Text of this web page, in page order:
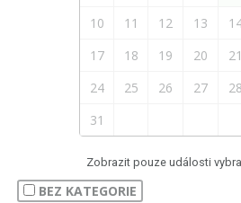
10
11 12 13
17
18 19 20 21
24
25 26 27 28
31
Zobrazit pouze události
BEZ KATEGORIE